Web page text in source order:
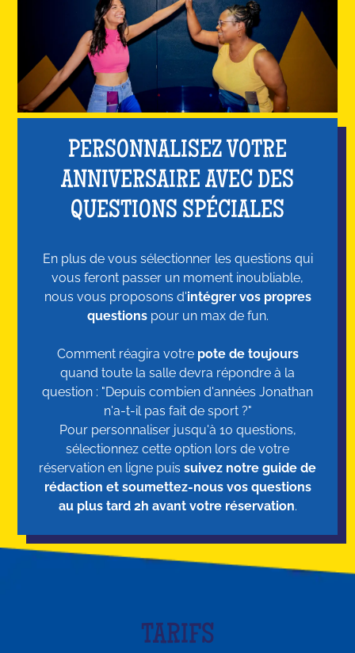
PERSONNALISEZ VOTRE
ANNIVERSAIRE AVEC DES
QUESTIONS SPÉCIALES
En plus de vous sélectionner les questions qui
vous feront passer un moment inoubliable,
nous vous proposons d'intégrer vos propres
questions pour un max de fun.
Comment réagira votre pote de toujours
quand toute la salle devra répondre à la
question : "Depuis combien d'années Jonathan
n'a-t-il pas fait de sport ?"
Pour personnaliser jusqu'à 10 questions,
sélectionnez cette option lors de votre
réservation en ligne puis suivez notre guide de
rédaction et soumettez-nous vos questions
au plus tard 2h avant votre réservation.
TARIFS